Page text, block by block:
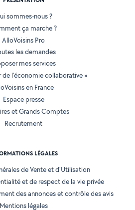
sommes-nous ?
ça marche ?
AlloVoisins Pro
les demandes
mes services
de l'économie collaborative »
en France
Espace presse
et Grands Comptes
Recrutement
LÉGALES
de Vente et d'Utilisation
et de respect de la vie privée
des annonces et contrôle des avis
Mentions légales